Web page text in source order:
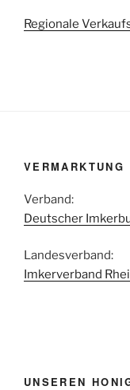
Regionale
VERMARKTUNG
Verband:
Deutscher
Landesverband:
Imkerverband
UNSEREN